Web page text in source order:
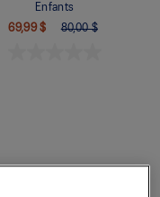
Enfants
69,99 $
80,00 $